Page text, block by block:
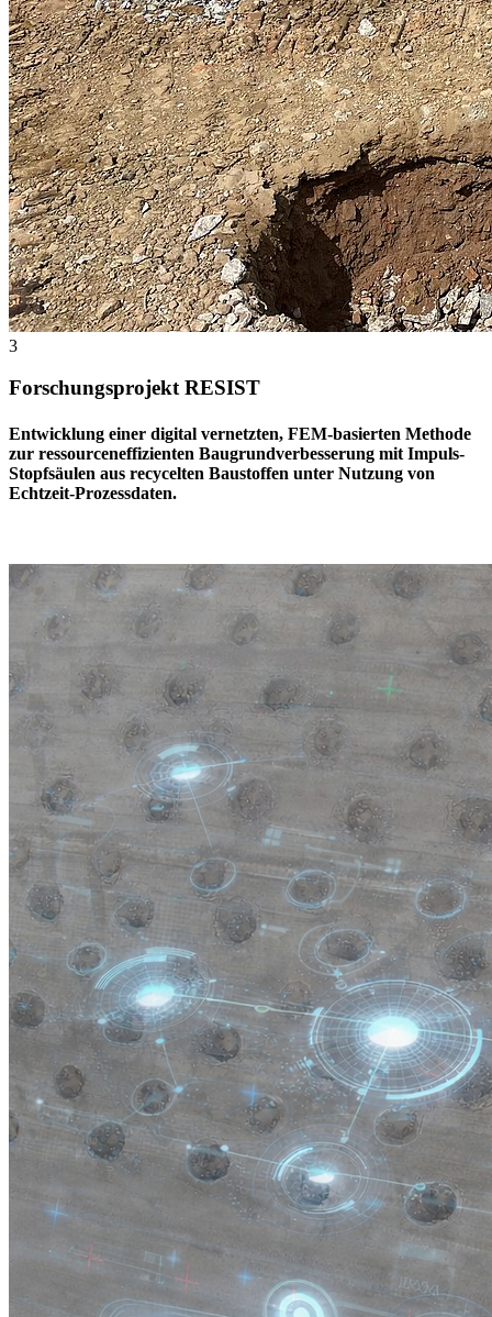
3
Forschungsprojekt RESIST
Entwicklung einer digital vernetzten, FEM-basierten Methode
zur ressourceneffizienten Baugrundverbesserung mit Impuls-
Stopfsäulen aus recycelten Baustoffen unter Nutzung von
Echtzeit-Prozessdaten.